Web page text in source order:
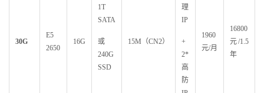
30G
E5
2650
16G
1T
SATA
或
240G
SSD
15M（CN2）
理
IP
+
2*
高
防
1960
元/月
16800
元/1.5
年